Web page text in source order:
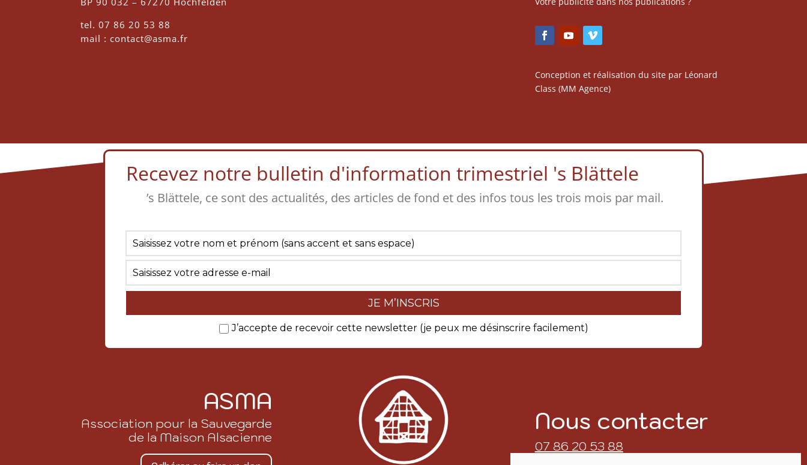
tel. 07 86 20 53 88
mail : contact@asma.fr
Conception et réalisation du site par Léonard
Class (MM Agence)
Recevez notre bulletin d'information trimestriel 's Blättele
’s Blättele, ce sont des actualités, des articles de fond et des infos tous les trois mois par mail.
J’accepte de recevoir cette newsletter (je peux me désinscrire facilement)
ASMA
Association pour la Sauvegarde
de la Maison Alsacienne
Nous contacter
07 86 20 53 88